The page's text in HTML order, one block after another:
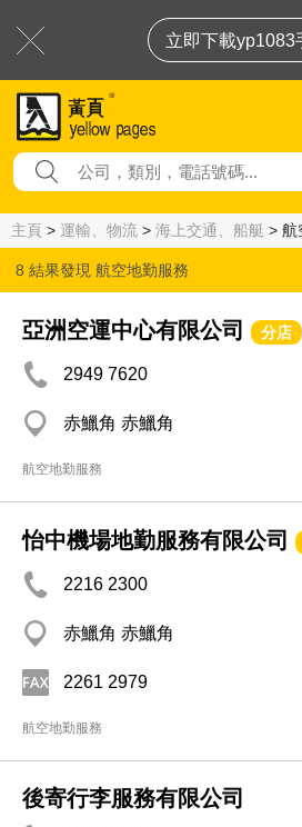
立即下載yp1083
主頁 > 運輸、物流 > 海上交通、船艇 > 航
8 結果發現 航空地勤服務
亞洲空運中心有限公司 分店
2949 7620
赤鱲角 赤鱲角
航空地勤服務
怡中機場地勤服務有限公司
2216 2300
赤鱲角 赤鱲角
2261 2979
航空地勤服務
後寄行李服務有限公司